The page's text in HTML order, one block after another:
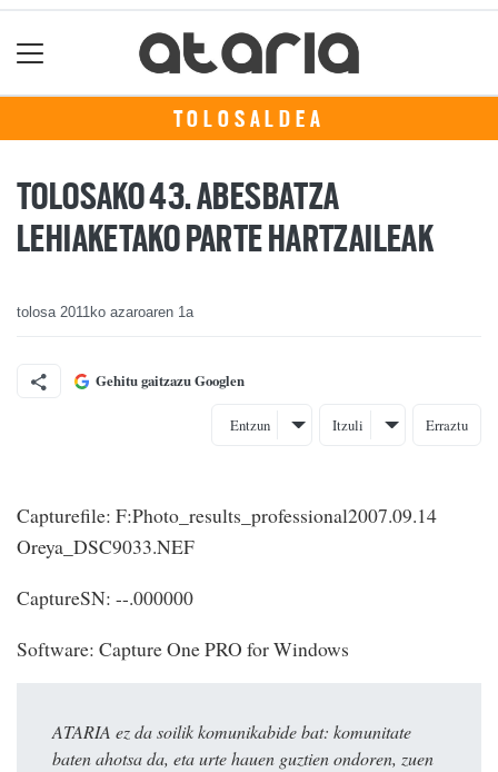
TOLOSALDEA
TOLOSAKO 43. ABESBATZA
LEHIAKETAKO PARTE HARTZAILEAK
tolosa 2011ko azaroaren 1a
Gehitu gaitzazu Googlen
Entzun Itzuli Erraztu
Capturefile: F:Photo_results_professional2007.09.14
Oreya_DSC9033.NEF
CaptureSN: --.000000
Software: Capture One PRO for Windows
ATARIA ez da soilik komunikabide bat: komunitate
baten ahotsa da, eta urte hauen guztien ondoren, zuen